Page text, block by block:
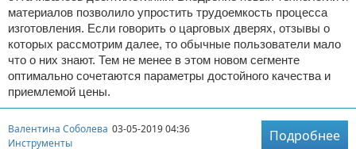
материалов позволило упростить трудоемкость процесса
изготовления. Если говорить о царговых дверях, отзывы о
которых рассмотрим далее, то обычные пользователи мало
что о них знают. Тем не менее в этом новом сегменте
оптимально сочетаются параметры достойного качества и
приемлемой цены.
Валентина Соболева 03-05-2019 04:36
Инструменты
Подробнее